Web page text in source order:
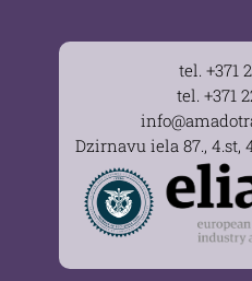
tel. +371
tel. +371
Dzirnavu iela 87., 4.st,